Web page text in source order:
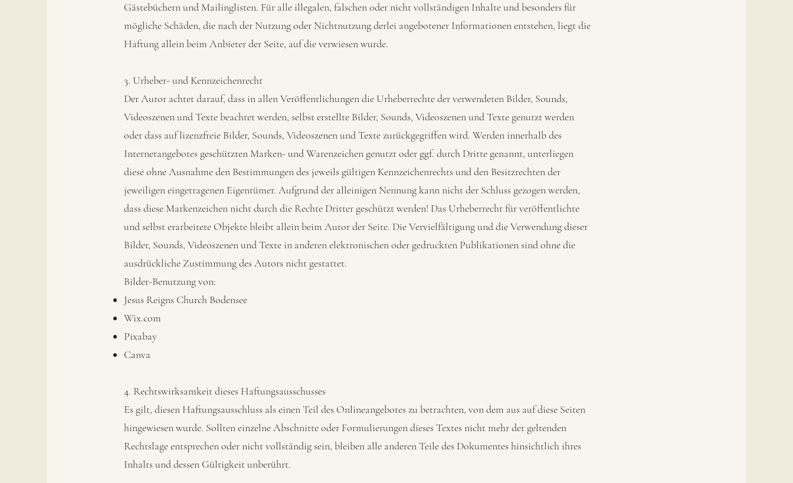
Gästebüchern und Mailinglisten. Für alle illegalen, falschen oder nicht vollständigen Inhalte und besonders für
mögliche Schäden, die nach der Nutzung oder Nichtnutzung derlei angebotener Informationen entstehen, liegt die
Haftung allein beim Anbieter der Seite, auf die verwiesen wurde.
3. Urheber- und Kennzeichenrecht
Der Autor achtet darauf, dass in allen Veröffentlichungen die Urheberrechte der verwendeten Bilder, Sounds,
Videoszenen und Texte beachtet werden, selbst erstellte Bilder, Sounds, Videoszenen und Texte genutzt werden
oder dass auf lizenzfreie Bilder, Sounds, Videoszenen und Texte zurückgegriffen wird. Werden innerhalb des
Internetangebotes geschützten Marken- und Warenzeichen genutzt oder ggf. durch Dritte genannt, unterliegen
diese ohne Ausnahme den Bestimmungen des jeweils gültigen Kennzeichenrechts und den Besitzrechten der
jeweiligen eingetragenen Eigentümer. Aufgrund der alleinigen Nennung kann nicht der Schluss gezogen werden,
dass diese Markenzeichen nicht durch die Rechte Dritter geschützt werden! Das Urheberrecht für veröffentlichte
und selbst erarbeitete Objekte bleibt allein beim Autor der Seite. Die Vervielfältigung und die Verwendung dieser
Bilder, Sounds, Videoszenen und Texte in anderen elektronischen oder gedruckten Publikationen sind ohne die
ausdrückliche Zustimmung des Autors nicht gestattet.
Bilder-Benutzung von:
Jesus Reigns Church Bodensee
Wix.com
Pixabay
Canva
4. Rechtswirksamkeit dieses Haftungsausschusses
Es gilt, diesen Haftungsausschluss als einen Teil des Onlineangebotes zu betrachten, von dem aus auf diese Seiten
hingewiesen wurde. Sollten einzelne Abschnitte oder Formulierungen dieses Textes nicht mehr der geltenden
Rechtslage entsprechen oder nicht vollständig sein, bleiben alle anderen Teile des Dokumentes hinsichtlich ihres
Inhalts und dessen Gültigkeit unberührt.